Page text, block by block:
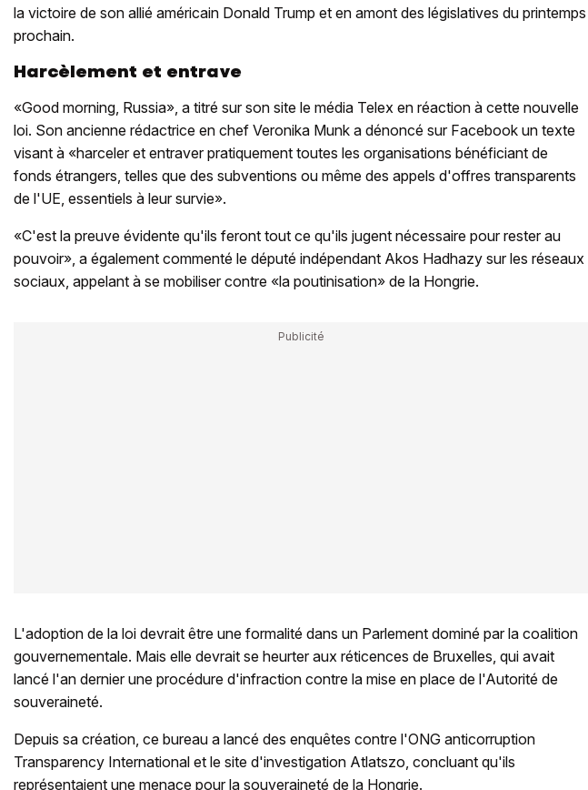
la victoire de son allié américain Donald Trump et en amont des législatives du printemps
prochain.
Harcèlement et entrave
«Good morning, Russia», a titré sur son site le média Telex en réaction à cette nouvelle
loi. Son ancienne rédactrice en chef Veronika Munk a dénoncé sur Facebook un texte
visant à «harceler et entraver pratiquement toutes les organisations bénéficiant de
fonds étrangers, telles que des subventions ou même des appels d'offres transparents
de l'UE, essentiels à leur survie».
«C'est la preuve évidente qu'ils feront tout ce qu'ils jugent nécessaire pour rester au
pouvoir», a également commenté le député indépendant Akos Hadhazy sur les réseaux
sociaux, appelant à se mobiliser contre «la poutinisation» de la Hongrie.
L'adoption de la loi devrait être une formalité dans un Parlement dominé par la coalition
gouvernementale. Mais elle devrait se heurter aux réticences de Bruxelles, qui avait
lancé l'an dernier une procédure d'infraction contre la mise en place de l'Autorité de
souveraineté.
Depuis sa création, ce bureau a lancé des enquêtes contre l'ONG anticorruption
Transparency International et le site d'investigation Atlatszo, concluant qu'ils
représentaient une menace pour la souveraineté de la Hongrie.